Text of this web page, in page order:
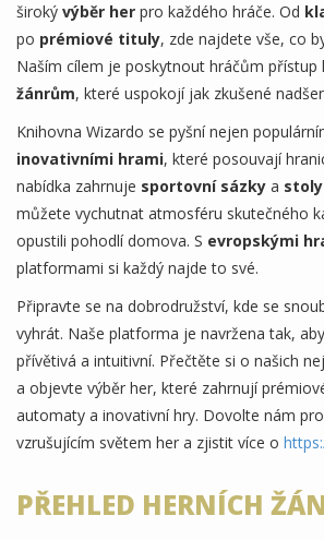
EVENTS
JOIN NOW
ABOUT US
BENEFITS
LIBRARY
CONTACT
široký výběr her pro každého hráče. Od
po prémiové tituly, zde najdete vše, co
Naším cílem je poskytnout hráčům přístup
žánrům, které uspokojí jak zkušené
Knihovna Wizardo se pyšní nejen
inovativními hrami, které posouvají
nabídka zahrnuje sportovní sázky a
můžete vychutnat atmosféru skutečného
opustili pohodlí domova. S evropskými
platformami si každý najde to své.
Připravte se na dobrodružství, kde se
vyhrát. Naše platforma je navržena tak,
přívětivá a intuitivní. Přečtěte si o našich
a objevte výběr her, které zahrnují
automaty a inovativní hry. Dovolte nám
vzrušujícím světem her a zjistit více o
PŘEHLED HERNÍCH